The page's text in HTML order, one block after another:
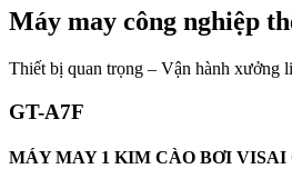
Máy may công nghiệp
Thiết bị quan trọng – Vận hành xưởng
GT-A7F
MÁY MAY 1 KIM CÀO BƠI VISAI